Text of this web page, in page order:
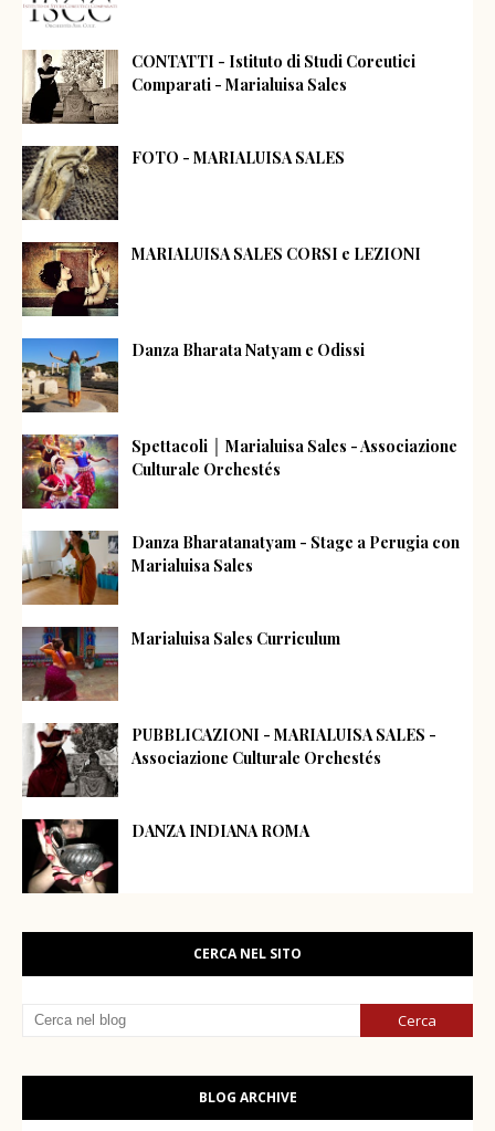
CONTATTI - Istituto di Studi Coreutici
Comparati - Marialuisa Sales
FOTO - MARIALUISA SALES
MARIALUISA SALES CORSI e LEZIONI
Danza Bharata Natyam e Odissi
Spettacoli │ Marialuisa Sales - Associazione
Culturale Orchestés
Danza Bharatanatyam - Stage a Perugia con
Marialuisa Sales
Marialuisa Sales Curriculum
PUBBLICAZIONI - MARIALUISA SALES -
Associazione Culturale Orchestés
DANZA INDIANA ROMA
CERCA NEL SITO
BLOG ARCHIVE